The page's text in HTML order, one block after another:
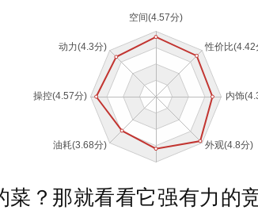
？那就看看它强有力的